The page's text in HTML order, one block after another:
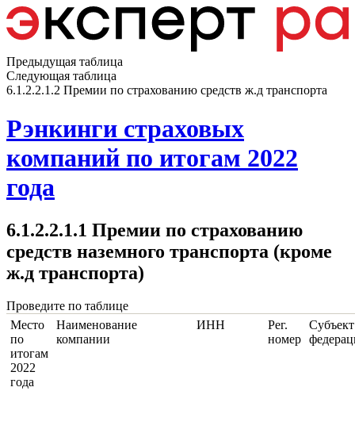
Предыдущая таблица
Следующая таблица
6.1.2.2.1.2 Премии по страхованию средств ж.д транспорта
Рэнкинги страховых
компаний по итогам 2022
года
6.1.2.2.1.1 Премии по страхованию
средств наземного транспорта (кроме
ж.д транспорта)
Проведите по таблице
Место
по
итогам
2022
года
Наименование
компании
ИНН
Рег.
номер
Субъект